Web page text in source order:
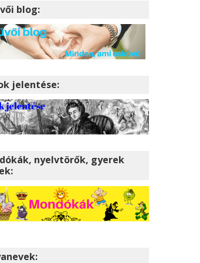
blog:
jelentése:
nyelvtörők, gyerek